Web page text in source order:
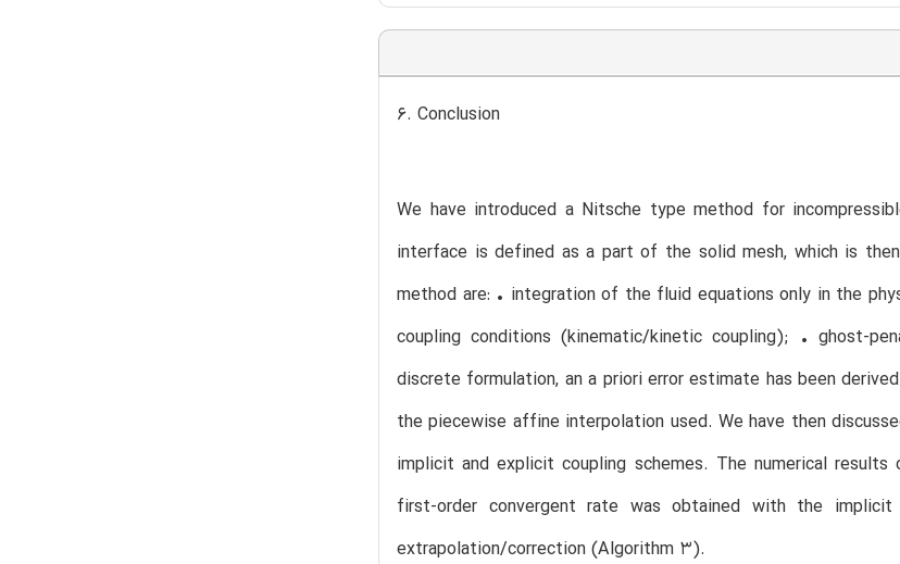
6. Conclusion
We have introduced a Nitsche type method for
interface is defined as a part of the solid mesh, which is
method are: • integration of the fluid equations only in the
coupling conditions (kinematic/kinetic coupling); • ghost-
discrete formulation, an a priori error estimate has been
the piecewise affine interpolation used. We have then
implicit and explicit coupling schemes. The numerical
first-order convergent rate was obtained with the
extrapolation/correction (Algorithm 3).